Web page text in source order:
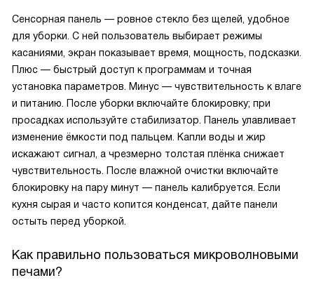
Сенсорная панель — ровное стекло без щелей, удобное
для уборки. С ней пользователь выбирает режимы
касаниями, экран показывает время, мощность, подсказки.
Плюс — быстрый доступ к программам и точная
установка параметров. Минус — чувствительность к влаге
и питанию. После уборки включайте блокировку; при
просадках используйте стабилизатор. Панель улавливает
изменение ёмкости под пальцем. Капли воды и жир
искажают сигнал, а чрезмерно толстая плёнка снижает
чувствительность. После влажной очистки включайте
блокировку на пару минут — панель калибруется. Если
кухня сырая и часто копится конденсат, дайте панели
остыть перед уборкой.
Как правильно пользоваться микроволновыми
печами?